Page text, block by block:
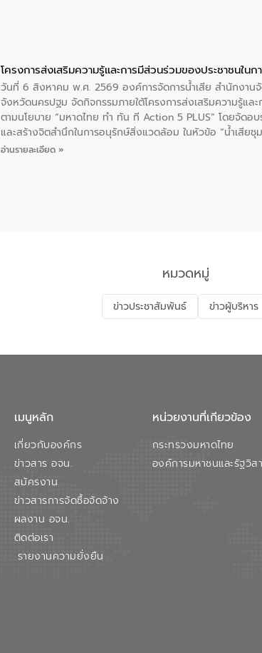
โครงการส่งเสริมความรู้และการมีส่วนร่วมของประชาชนใน
วันที่ 6 สิงหาคม พ.ศ. 2569 องค์การจัดการน้ำเสีย สำนักงาน
จังหวัดนครปฐม จัดกิจกรรมภายใต้โครงการส่งเสริมความรู้แ
ตามนโยบาย “มหาดไทย ทำ ทัน ที Action 5 PLUS” โดยจัดอบ
และสร้างจิตสำนึกในการอนุรักษ์สิ่งแวดล้อม ในหัวข้อ “น้ำเสียชุ
ของน้ำเสีย แนวทางการลดการเกิดน้ำเสียจากแหล่งกำเนิด กา
อ่านรายละเอียด »
หมวดหมู่
ข่าวประชาสัมพันธ์ ข่าวผู้บริหาร
เมนูหลัก
เกี่ยวกับองค์กร
ข่าวสาร อจน.
สมัครงาน
ข่าวสารการจัดซื้อจัดจ้าง
ผลงาน อจน.
ติดต่อเรา
รายงานความยั่งยืน
หน่วยงานที่เกียวข้อง
กระทรวงมหาดไทย
องค์การมหาชนและรัฐวิส